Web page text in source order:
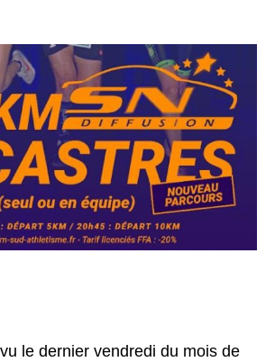
le dernier vendredi du mois de